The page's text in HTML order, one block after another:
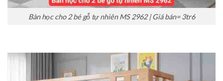
Bàn học cho 2 bé gỗ tự nhiên MS 2962 | Giá bán= 3tr6